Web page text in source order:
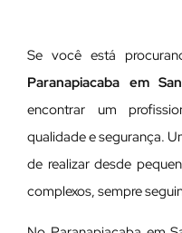
Se você está
Paranapiacaba em
encontrar um
qualidade e segurança.
de realizar desde
complexos, sempre